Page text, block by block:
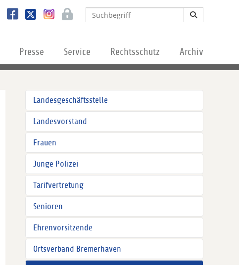
Presse Service Rechtsschutz Archiv
Landesgeschäftsstelle
Landesvorstand
Frauen
Junge Polizei
Tarifvertretung
Senioren
Ehrenvorsitzende
Ortsverband Bremerhaven